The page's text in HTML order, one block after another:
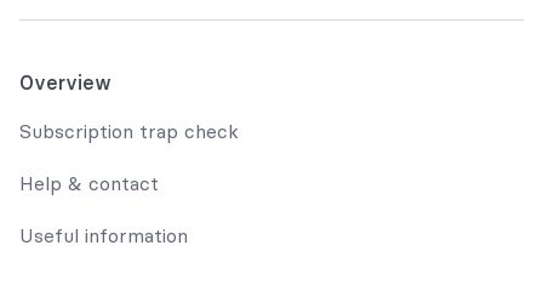
Overview
Subscription trap check
Help & contact
Useful information